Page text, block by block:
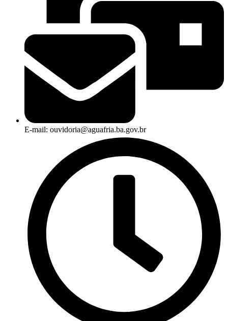
E-mail: ouvidoria@aguafria.ba.gov.br